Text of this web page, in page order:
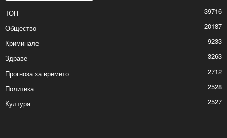
ТОП
39716
Общество
20187
Криминале
9233
Здраве
3263
Прогноза за времето
2712
Политика
2528
Култура
2527